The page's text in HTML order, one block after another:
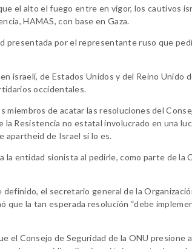
el alto el fuego entre en vigor, los cautivos
HAMAS, con base en Gaza.
presentada por el representante ruso que
israelí, de Estados Unidos y del Reino Unido
occidentales.
de acatar las resoluciones del
Resistencia no estatal involucrado en una
apartheid de Israel sí lo es.
entidad sionista al pedirle, como parte de la
el secretario general de la
la tan esperada resolución “debe
el Consejo de Seguridad de la ONU presione